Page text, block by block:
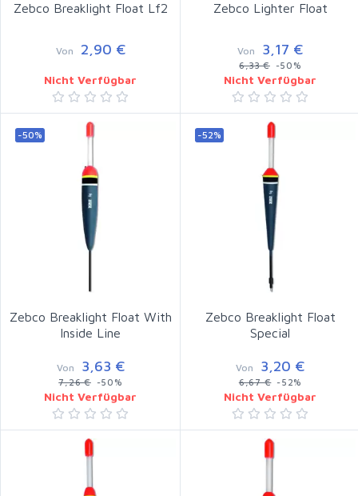
Zebco Breaklight Float Lf2
Von 2,90 €
Nicht Verfügbar
Zebco Lighter Float
Von 3,17 €
6,33 €-50%
Nicht Verfügbar
-50%
Zebco Breaklight Float With
Inside Line
Von 3,63 €
7,26 €-50%
Nicht Verfügbar
-52%
Zebco Breaklight Float
Special
Von 3,20 €
6,67 €-52%
Nicht Verfügbar